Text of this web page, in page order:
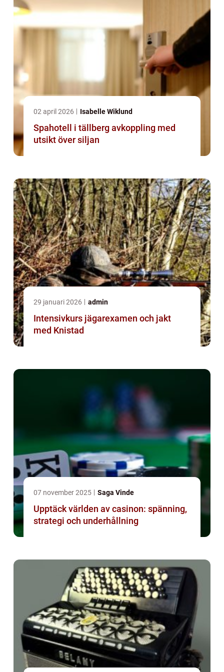
02 april 2026 Isabelle Wiklund
Spahotell i tällberg avkoppling med
utsikt över siljan
29 januari 2026 admin
Intensivkurs jägarexamen och jakt
med Knistad
07 november 2025 Saga Vinde
Upptäck världen av casinon: spänning,
strategi och underhållning